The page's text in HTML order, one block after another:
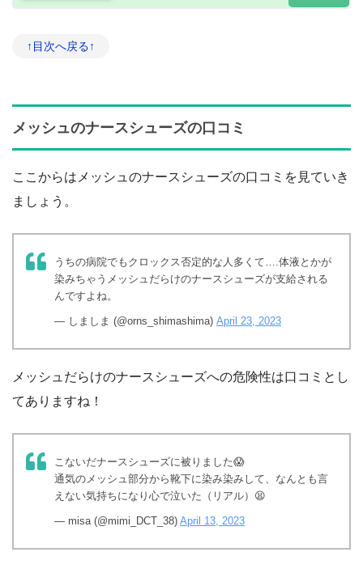
↑目次へ戻る↑
メッシュのナースシューズの口コミ
ここからはメッシュのナースシューズの口コミを見ていき
ましょう。
うちの病院でもクロックス否定的な人多くて….体液とかが
染みちゃうメッシュだらけのナースシューズが支給される
んですよね。
— しましま (@orns_shimashima) April 23, 2023
メッシュだらけのナースシューズへの危険性は口コミとし
てありますね！
こないだナースシューズに被りました😱
通気のメッシュ部分から靴下に染み染みして、なんとも言
えない気持ちになり心で泣いた（リアル）😫
— misa (@mimi_DCT_38) April 13, 2023